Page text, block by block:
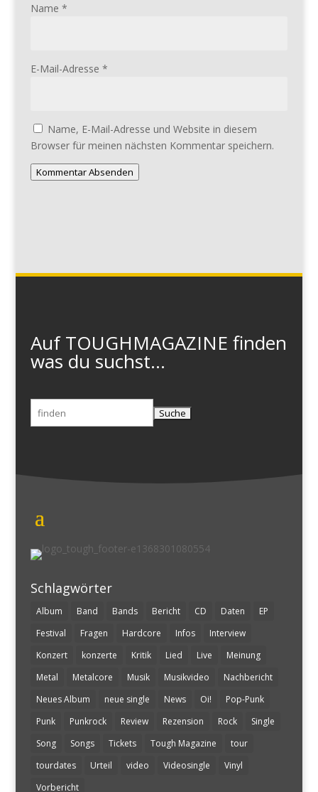
Name *
E-Mail-Adresse *
Name, E-Mail-Adresse und Website in diesem
Browser für meinen nächsten Kommentar speichern.
Kommentar Absenden
Auf TOUGHMAGAZINE finden
was du suchst...
Suchen
nach:
Schlagwörter
Album Band Bands Bericht CD Daten
EP
Festival
Fragen Hardcore Infos
Interview
Konzert
konzerte Kritik Lied Live
Meinung
Metal
Metalcore Musik Musikvideo
Nachbericht
Neues Album
neue single News Oi!
Pop-Punk
Punk
Punkrock Review Rezension Rock
Single
Song
Songs Tickets Tough Magazine
tour
tourdates
Urteil video Videosingle
Vinyl
Vorbericht